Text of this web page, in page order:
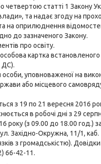
четвертою статті 1 Закону
та надає згоду на
на оприлюднення
до зазначеного Закону.
про освіту.
картка встановленого
ДС).
особи, уповноваженої на
або місцевого
з 19 по 21 вересня 2016
в робочі дні з 29
року (з 09.00 до 18.00 год.)
Західно-Окружна, 11/1, каб.
з громадськістю).
66-42-11.